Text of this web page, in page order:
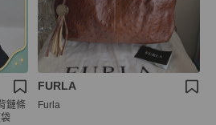
鏈條
FURLA
Furla